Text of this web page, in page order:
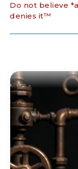
Do not believe
denies it™